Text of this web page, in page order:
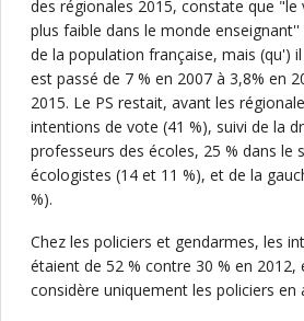
des régionales 2015, constate que
plus faible dans le monde
de la population française, mais (qu')
est passé de 7 % en 2007 à 3,8% en
2015. Le PS restait, avant les
intentions de vote (41 %), suivi de la
professeurs des écoles, 25 % dans le
écologistes (14 et 11 %), et de la
%).
Chez les policiers et gendarmes, les
étaient de 52 % contre 30 % en 2012,
considère uniquement les policiers en